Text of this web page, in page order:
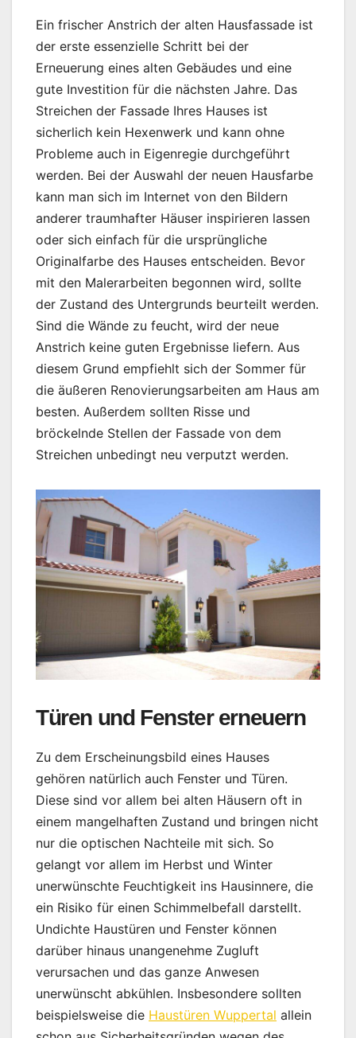
Ein frischer Anstrich der alten Hausfassade ist
der erste essenzielle Schritt bei der
Erneuerung eines alten Gebäudes und eine
gute Investition für die nächsten Jahre. Das
Streichen der Fassade Ihres Hauses ist
sicherlich kein Hexenwerk und kann ohne
Probleme auch in Eigenregie durchgeführt
werden. Bei der Auswahl der neuen Hausfarbe
kann man sich im Internet von den Bildern
anderer traumhafter Häuser inspirieren lassen
oder sich einfach für die ursprüngliche
Originalfarbe des Hauses entscheiden. Bevor
mit den Malerarbeiten begonnen wird, sollte
der Zustand des Untergrunds beurteilt werden.
Sind die Wände zu feucht, wird der neue
Anstrich keine guten Ergebnisse liefern. Aus
diesem Grund empfiehlt sich der Sommer für
die äußeren Renovierungsarbeiten am Haus am
besten. Außerdem sollten Risse und
bröckelnde Stellen der Fassade von dem
Streichen unbedingt neu verputzt werden.
Türen und Fenster erneuern
Zu dem Erscheinungsbild eines Hauses
gehören natürlich auch Fenster und Türen.
Diese sind vor allem bei alten Häusern oft in
einem mangelhaften Zustand und bringen nicht
nur die optischen Nachteile mit sich. So
gelangt vor allem im Herbst und Winter
unerwünschte Feuchtigkeit ins Hausinnere, die
ein Risiko für einen Schimmelbefall darstellt.
Undichte Haustüren und Fenster können
darüber hinaus unangenehme Zugluft
verursachen und das ganze Anwesen
unerwünscht abkühlen. Insbesondere sollten
beispielsweise die Haustüren Wuppertal allein